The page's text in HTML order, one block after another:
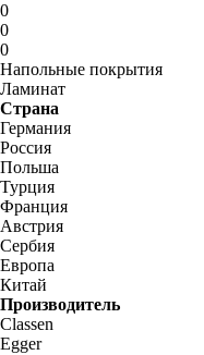
0
0
0
Напольные покрытия
Ламинат
Страна
Германия
Россия
Польша
Турция
Франция
Австрия
Сербия
Европа
Китай
Производитель
Classen
Egger